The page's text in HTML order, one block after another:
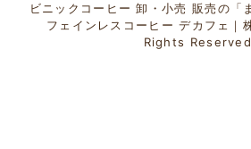
ビニックコーヒー 卸・小売 販売の「
フェインレスコーヒー デカフェ｜
Rights